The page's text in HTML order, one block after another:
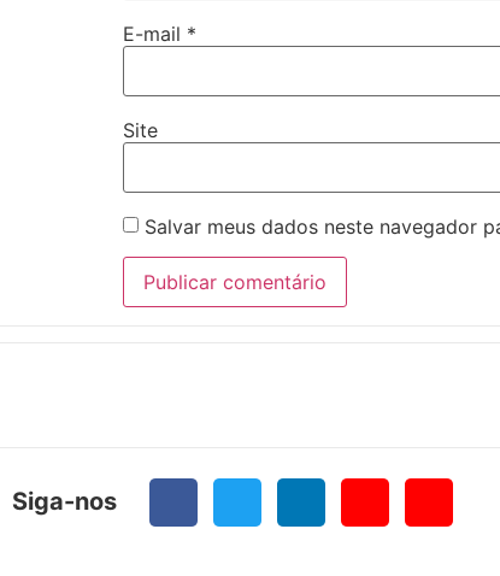
E-mail *
Site
Salvar meus dados neste navegador
Siga-nos